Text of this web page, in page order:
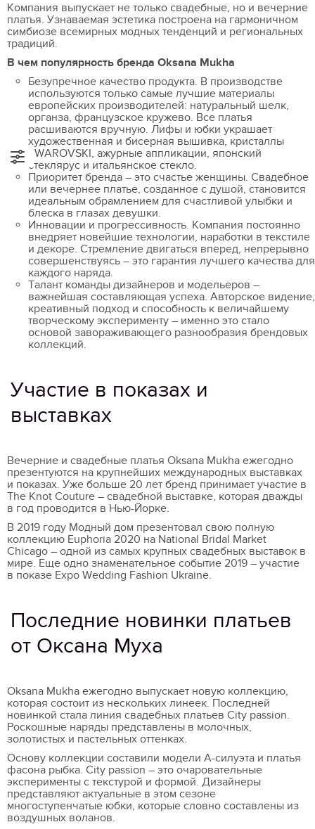
Компания выпускает не только свадебные, но и вечерние
платья. Узнаваемая эстетика построена на гармоничном
симбиозе всемирных модных тенденций и региональных
традиций.
В чем популярность бренда Oksana Mukha
Безупречное качество продукта. В производстве
используются только самые лучшие материалы
европейских производителей: натуральный шелк,
органза, французское кружево. Все платья
расшиваются вручную. Лифы и юбки украшает
художественная и бисерная вышивка, кристаллы
SWAROVSKI, ажурные аппликации, японский
стеклярус и итальянское стекло.
Приоритет бренда – это счастье женщины. Свадебное
или вечернее платье, созданное с душой, становится
идеальным обрамлением для счастливой улыбки и
блеска в глазах девушки.
Инновации и прогрессивность. Компания постоянно
внедряет новейшие технологии, наработки в текстиле
и декоре. Стремление двигаться вперед, непрерывно
совершенствуясь – это гарантия лучшего качества для
каждого наряда.
Талант команды дизайнеров и модельеров –
важнейшая составляющая успеха. Авторское видение,
креативный подход и способность к величайшему
творческому эксперименту – именно это стало
основой завораживающего разнообразия брендовых
коллекций.
Участие в показах и
выставках
Вечерние и свадебные платья Oksana Mukha ежегодно
презентуются на крупнейших международных выставках
и показах. Уже больше 20 лет бренд принимает участие в
The Knot Couture – свадебной выставке, которая дважды
в год проводится в Нью-Йорке.
В 2019 году Модный дом презентовал свою полную
коллекцию Euphoria 2020 на National Bridal Market
Chicago – одной из самых крупных свадебных выставок в
мире. Еще одно знаменательное событие 2019 – участие
в показе Expo Wedding Fashion Ukraine.
Последние новинки платьев
от Оксана Муха
Oksana Mukha ежегодно выпускает новую коллекцию,
которая состоит из нескольких линеек. Последней
новинкой стала линия свадебных платьев City passion.
Роскошные наряды представлены в молочных,
золотистых и пастельных оттенках.
Основу коллекции составили модели А-силуэта и платья
фасона рыбка. City passion – это очаровательные
эксперименты с текстурой и формой. Дизайнеры
представляют актуальные в этом сезоне
многоступенчатые юбки, которые словно составлены из
воздушных воланов.